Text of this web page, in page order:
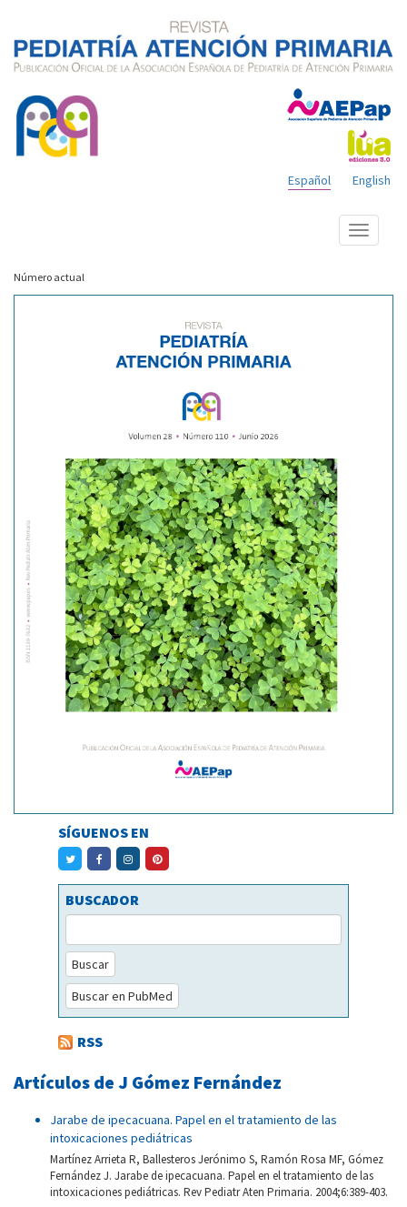
English
Español
Mostrar
menú
Número actual
SÍGUENOS EN
BUSCADOR
Buscar
Buscar en PubMed
RSS
Artículos de J Gómez Fernández
Jarabe de ipecacuana. Papel en el tratamiento de las
intoxicaciones pediátricas
Martínez Arrieta R, Ballesteros Jerónimo S, Ramón Rosa MF, Gómez
Fernández J. Jarabe de ipecacuana. Papel en el tratamiento de las
intoxicaciones pediátricas. Rev Pediatr Aten Primaria. 2004;6:389-403.